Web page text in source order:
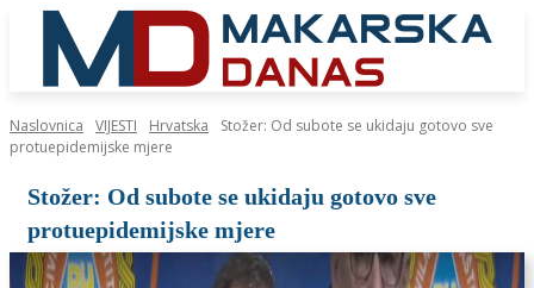
Naslovnica VIJESTI Hrvatska
Stožer: Od subote se ukidaju gotovo sve
protuepidemijske mjere
Stožer: Od subote se ukidaju gotovo sve
protuepidemijske mjere